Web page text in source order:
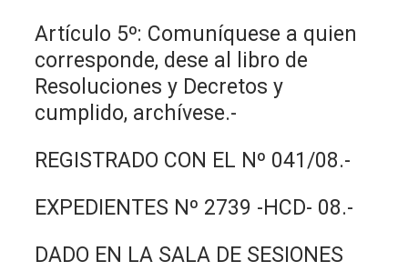
Artículo 5º: Comuníquese a quien
corresponde, dese al libro de
Resoluciones y Decretos y
cumplido, archívese.-
REGISTRADO CON EL Nº 041/08.-
EXPEDIENTES Nº 2739 -HCD- 08.-
DADO EN LA SALA DE SESIONES